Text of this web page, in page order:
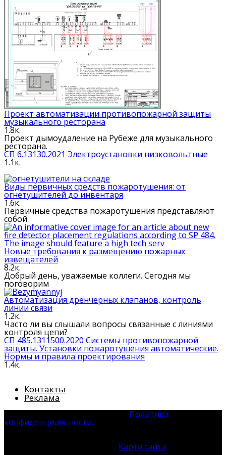
Проект автоматизации противопожарной защиты
музыкального ресторана
1.8к.
Проект дымоудаление на Рубеже для музыкального
ресторана.
СП 6.13130.2021 Электроустановки низковольтные
1.1к.
Виды первичных средств пожаротушения: от
огнетушителей до инвентаря
1.6к.
Первичные средства пожаротушения представляют
собой
Новые требования к размещению пожарных
извещателей
8.2к.
Добрый день, уважаемые коллеги. Сегодня мы
поговорим
Автоматизация дренчерных клапанов, контроль
линии связи
1.2к.
Часто ли вы слышали вопросы связанные с линиями
контроля цепи?
СП 485.1311500.2020 Системы противопожарной
защиты. Установки пожаротушения автоматические.
Нормы и правила проектирования
1.4к.
Контакты
Реклама
Политика
конфиденциальности.
или частичное использование материала без согласия
Карта сайта